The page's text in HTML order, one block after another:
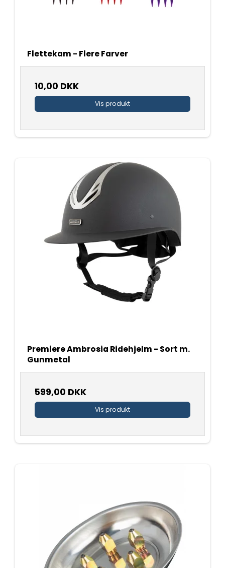
Flettekam - Flere Farver
10,00 DKK
Vis produkt
Premiere Ambrosia Ridehjelm - Sort m.
Gunmetal
599,00 DKK
Vis produkt